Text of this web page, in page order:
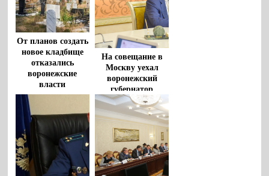
От планов создать
новое кладбище
отказались
воронежские
власти
На совещание в
Москву уехал
воронежский
губернатор